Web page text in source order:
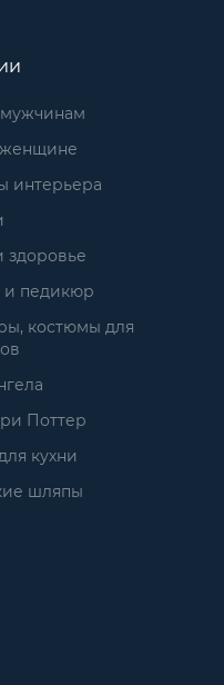
интерьера
здоровье
педикюр
костюмы для
Поттер
кухни
шляпы